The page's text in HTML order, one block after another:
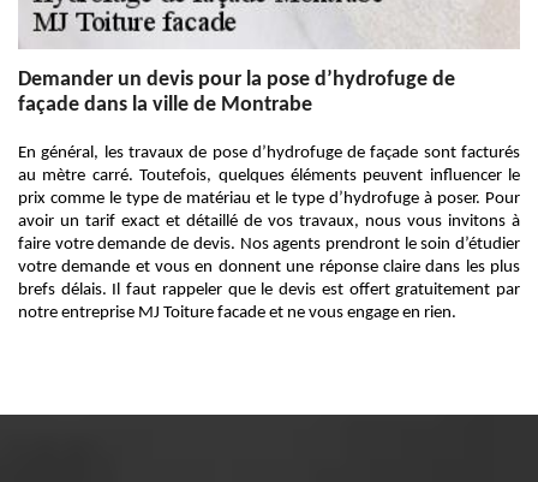
Demander un devis pour la pose d’hydrofuge de
façade dans la ville de Montrabe
En général, les travaux de pose d’hydrofuge de façade sont facturés
au mètre carré. Toutefois, quelques éléments peuvent influencer le
prix comme le type de matériau et le type d’hydrofuge à poser. Pour
avoir un tarif exact et détaillé de vos travaux, nous vous invitons à
faire votre demande de devis. Nos agents prendront le soin d’étudier
votre demande et vous en donnent une réponse claire dans les plus
brefs délais. Il faut rappeler que le devis est offert gratuitement par
notre entreprise MJ Toiture facade et ne vous engage en rien.